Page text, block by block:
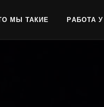
МЫ ТАКИЕ РАБОТА